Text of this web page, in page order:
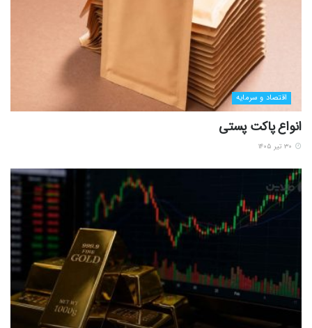
اقتصاد و سرمایه
انواع پاکت پستی